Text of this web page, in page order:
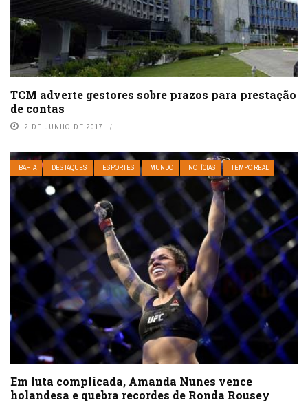
TCM adverte gestores sobre prazos para prestação
de contas
2 DE JUNHO DE 2017
BAHIA DESTAQUES ESPORTES MUNDO NOTÍCIAS TEMPO REAL
Em luta complicada, Amanda Nunes vence
holandesa e quebra recordes de Ronda Rousey